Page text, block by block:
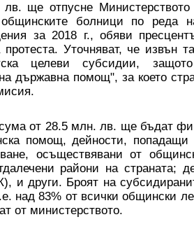
ще отпусне Министерството
болници по реда
за 2018 г., обяви
Уточняват, че извън
целеви субсидии,
държавна помощ", за което
от 28.5 млн. лв. ще бъдат
помощ, дейности, попадащи
осъществявани от
райони на страната;
и други. Броят на
над 83% от всички общински
от министерството.